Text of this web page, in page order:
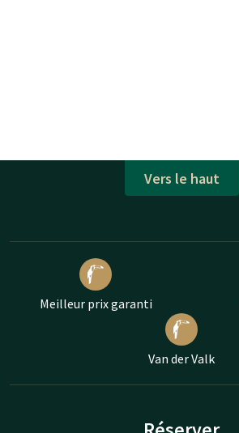
Vers le haut
Meilleur prix garanti
Van der Valk